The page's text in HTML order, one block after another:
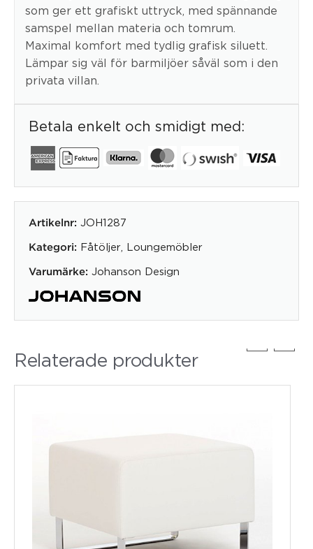
som ger ett grafiskt uttryck, med spännande
samspel mellan materia och tomrum.
Maximal komfort med tydlig grafisk siluett.
Lämpar sig väl för barmiljöer såväl som i den
privata villan.
Betala enkelt och smidigt med:
Artikelnr: JOH1287
Kategori: Fåtöljer Loungemöbler
Varumärke: Johanson Design
Relaterade produkter